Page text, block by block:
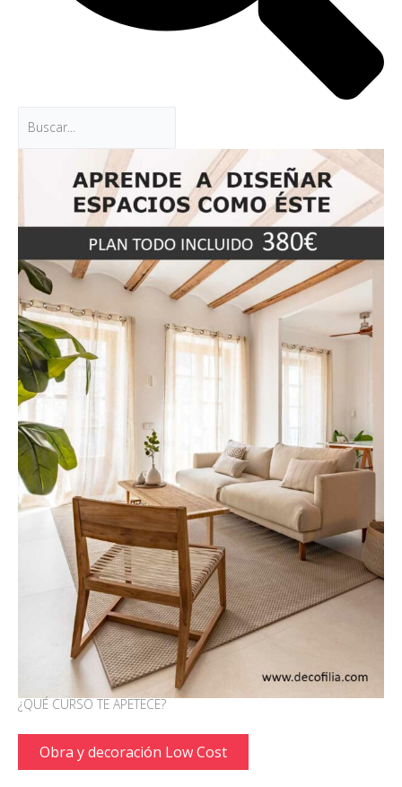
¿QUÉ CURSO TE APETECE?
Obra y decoración Low Cost